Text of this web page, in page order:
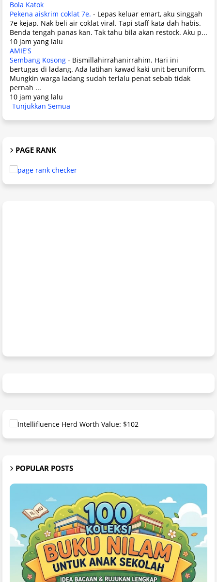
Bola Katok
Pekena aiskrim coklat 7e. - Lepas keluar emart, aku singgah
7e kejap. Nak beli air coklat viral. Tapi staff kata dah habis.
Benda tengah panas kan. Tak tahu bila akan restock. Aku p...
10 jam yang lalu
AMIE'S
Sembang Kosong - Bismillahirrahanirrahim. Hari ini
bertugas di ladang. Ada latihan kawad kaki unit beruniform.
Mungkin warga ladang sudah terlalu penat sebab tidak
pernah ...
10 jam yang lalu
Tunjukkan Semua
PAGE RANK
POPULAR POSTS